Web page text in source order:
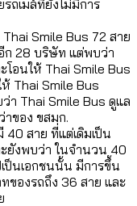
การแก้ปัญหาให้คน
วม 4 ปี (2566-
ชาติ ลงเขตไหน
: สำรวจ
นไทยจำนวน 526
นส่งออกภาพ
ตในกรุงเทพฯ
ก็บภาษีใน
งอายุ [ข้อมูลดิบ]
อายุ : 36 เขตมี
เขตเป็นสังคมผู้
สมรสเท่าเทียม
งอายุ [ข้อมูลดิบ]
ถเมล์ที่ยังไม่มีการ
Smile Bus 72 สาย
ก 28 บริษัท แต่พบว่า
อนให้ Thai Smile Bus
Thai Smile Bus
า Thai Smile Bus ดูแล
าของ ขสมก.
40 สาย ที่แต่เดิมเป็น
ะยังพบว่า ในจำนวน 40
ป็นเอกชนนั้น มีการขึ้น
ทของรถถึง 36 สาย และ